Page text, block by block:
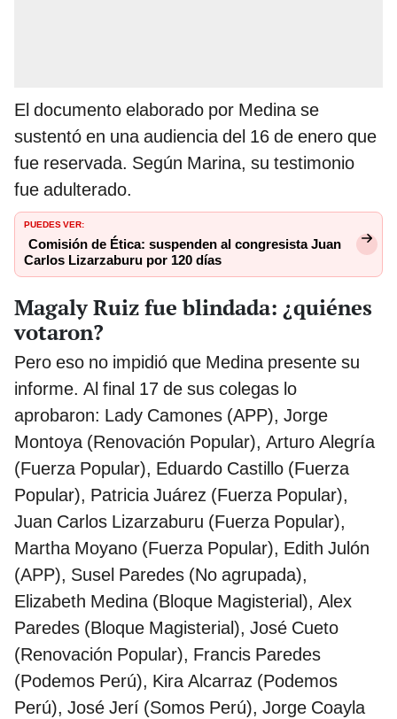
El documento elaborado por Medina se
sustentó en una audiencia del 16 de enero que
fue reservada. Según Marina, su testimonio
fue adulterado.
PUEDES VER:
Comisión de Ética: suspenden al congresista Juan
Carlos Lizarzaburu por 120 días
Magaly Ruiz fue blindada: ¿quiénes
votaron?
Pero eso no impidió que Medina presente su
informe. Al final 17 de sus colegas lo
aprobaron: Lady Camones (APP), Jorge
Montoya (Renovación Popular), Arturo Alegría
(Fuerza Popular), Eduardo Castillo (Fuerza
Popular), Patricia Juárez (Fuerza Popular),
Juan Carlos Lizarzaburu (Fuerza Popular),
Martha Moyano (Fuerza Popular), Edith Julón
(APP), Susel Paredes (No agrupada),
Elizabeth Medina (Bloque Magisterial), Alex
Paredes (Bloque Magisterial), José Cueto
(Renovación Popular), Francis Paredes
(Podemos Perú), Kira Alcarraz (Podemos
Perú), José Jerí (Somos Perú), Jorge Coayla